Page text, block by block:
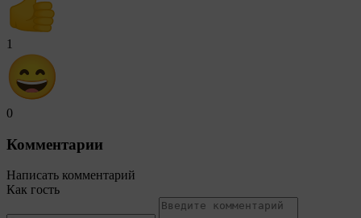
1
0
Комментарии
Написать комментарий
Как гость